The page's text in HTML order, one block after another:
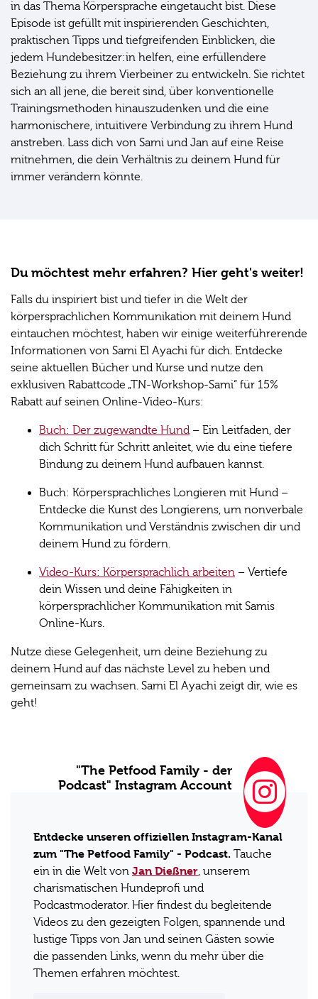
in das Thema Körpersprache eingetaucht bist. Diese
Episode ist gefüllt mit inspirierenden Geschichten,
praktischen Tipps und tiefgreifenden Einblicken, die
jedem Hundebesitzer:in helfen, eine erfüllendere
Beziehung zu ihrem Vierbeiner zu entwickeln. Sie richtet
sich an all jene, die bereit sind, über konventionelle
Trainingsmethoden hinauszudenken und die eine
harmonischere, intuitivere Verbindung zu ihrem Hund
anstreben. Lass dich von Sami und Jan auf eine Reise
mitnehmen, die dein Verhältnis zu deinem Hund für
immer verändern könnte.
Du möchtest mehr erfahren? Hier geht's weiter!
Falls du inspiriert bist und tiefer in die Welt der
körpersprachlichen Kommunikation mit deinem Hund
eintauchen möchtest, haben wir einige weiterführerende
Informationen von Sami El Ayachi für dich. Entdecke
seine aktuellen Bücher und Kurse und nutze den
exklusiven Rabattcode „TN-Workshop-Sami“ für 15%
Rabatt auf seinen Online-Video-Kurs:
Buch: Der zugewandte Hund – Ein Leitfaden, der
dich Schritt für Schritt anleitet, wie du eine tiefere
Bindung zu deinem Hund aufbauen kannst.
Buch: Körpersprachliches Longieren mit Hund –
Entdecke die Kunst des Longierens, um nonverbale
Kommunikation und Verständnis zwischen dir und
deinem Hund zu fördern.
Video-Kurs: Körpersprachlich arbeiten – Vertiefe
dein Wissen und deine Fähigkeiten in
körpersprachlicher Kommunikation mit Samis
Online-Kurs.
Nutze diese Gelegenheit, um deine Beziehung zu
deinem Hund auf das nächste Level zu heben und
gemeinsam zu wachsen. Sami El Ayachi zeigt dir, wie es
geht!
"The Petfood Family - der
Podcast" Instagram Account
Entdecke unseren offiziellen Instagram-Kanal
zum "The Petfood Family" - Podcast. Tauche
ein in die Welt von Jan Dießner, unserem
charismatischen Hundeprofi und
Podcastmoderator. Hier findest du begleitende
Videos zu den gezeigten Folgen, spannende und
lustige Tipps von Jan und seinen Gästen sowie
die passenden Links, wenn du mehr über die
Themen erfahren möchtest.